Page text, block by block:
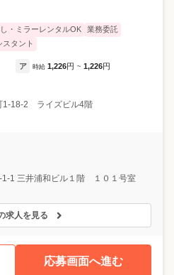
・ミラーレンタルOK
業務委託
スタント
ア 時給 1,226円 ~ 1,226円
1-18-2 ライズビル4階
1-1 三井浦和ビル１階 １０１号室
求人を見る
応募画面へ進む